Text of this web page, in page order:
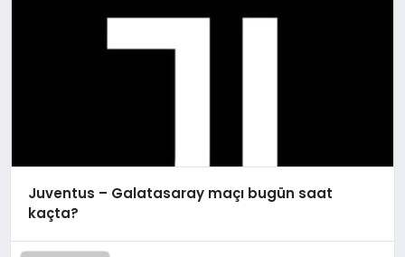
Juventus – Galatasaray maçı bugün saat
kaçta?